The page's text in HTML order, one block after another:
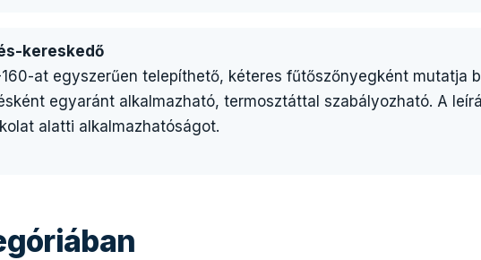
kereskedő
at egyszerűen telepíthető, kéteres fűtőszőnyegként mutatja
egyaránt alkalmazható, termosztáttal szabályozható. A
alatti alkalmazhatóságot.